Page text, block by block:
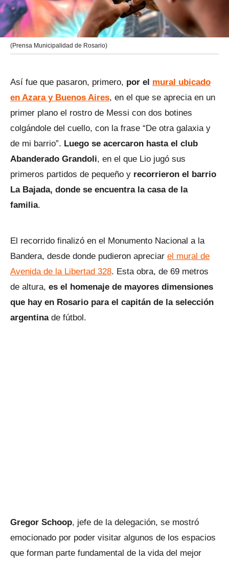
(Prensa Municipalidad de Rosario)
Así fue que pasaron, primero, por el mural ubicado
en Azara y Buenos Aires, en el que se aprecia en un
primer plano el rostro de Messi con dos botines
colgándole del cuello, con la frase “De otra galaxia y
de mi barrio”. Luego se acercaron hasta el club
Abanderado Grandoli, en el que Lio jugó sus
primeros partidos de pequeño y recorrieron el barrio
La Bajada, donde se encuentra la casa de la
familia.
El recorrido finalizó en el Monumento Nacional a la
Bandera, desde donde pudieron apreciar el mural de
Avenida de la Libertad 328. Esta obra, de 69 metros
de altura, es el homenaje de mayores dimensiones
que hay en Rosario para el capitán de la selección
argentinade fútbol.
Gregor Schoop, jefe de la delegación, se mostró
emocionado por poder visitar algunos de los espacios
que forman parte fundamental de la vida del mejor